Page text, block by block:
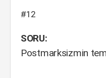
#12
SORU:
Postmarksizmin